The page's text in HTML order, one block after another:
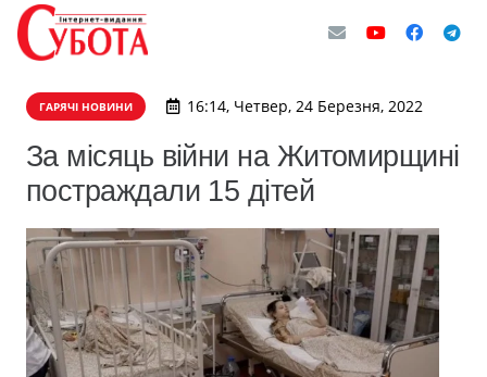
ГАРЯЧІ НОВИНИ 16:14, Четвер, 24 Березня, 2022
За місяць війни на Житомирщині
постраждали 15 дітей